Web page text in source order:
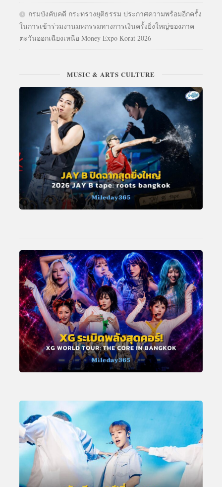
กรมบังคับคดี กระทรวงยุติธรรม ประกาศความพร้อมอีกครั้ง
ในการเข้าร่วมงานมหกรรมทางการเงินครั้งยิ่งใหญ่ของภาค
ตะวันออกเฉียงเหนือ Money Expo Korat 2026
MUSIC & ARTS CULTURE